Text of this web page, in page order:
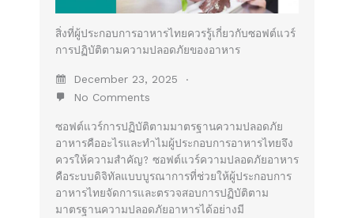
สิ่งที่ผู้ประกอบการอาหารไทยควรรู้เกี่ยวกับซอฟต์แวร์
การปฏิบัติตามความปลอดภัยของอาหาร
December 23, 2025
No Comments
ซอฟต์แวร์การปฏิบัติตามมาตรฐานความปลอดภัย
อาหารคืออะไรและทำไมผู้ประกอบการอาหารไทยจึง
ควรให้ความสำคัญ? ซอฟต์แวร์ความปลอดภัยอาหาร
คือระบบดิจิทัลแบบบูรณาการที่ช่วยให้ผู้ประกอบการ
อาหารไทยจัดการและตรวจสอบการปฏิบัติตาม
มาตรฐานความปลอดภัยอาหารได้อย่างมี